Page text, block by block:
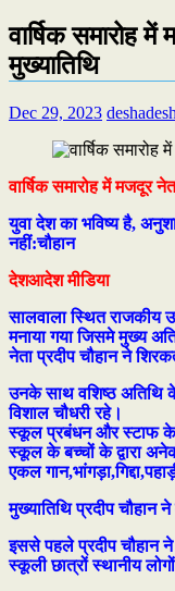
वार्षिक समारोह
मुख्यातिथि
Dec 29, 2023
वार्षिक समारोह में मजदूर
युवा देश का भविष्य है,
नहीं:चौहान
देशआदेश मीडिया
सालवाला स्थित राजकीय
मनाया गया जिसमे मुख्य
नेता प्रदीप चौहान ने
उनके साथ वशिष्ठ अतिथि
विशाल चौधरी रहे।
स्कूल प्रबंधन और स्टाफ के
स्कूल के बच्चों के द्वारा
एकल
मुख्यातिथि प्रदीप चौहान
इससे पहले प्रदीप चौहान
स्कूली छात्रों स्थानीय